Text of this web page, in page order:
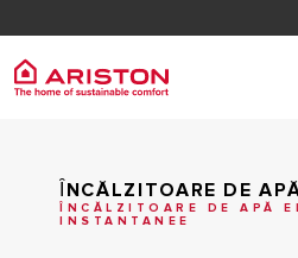
ȊNCĂLZITOARE DE
ÎNCĂLZITOARE DE APĂ
INSTANTANEE